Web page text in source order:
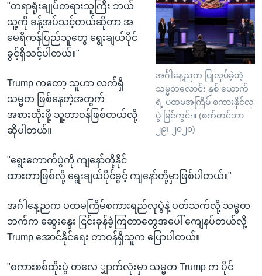
အင်္ဂါနေ့ညက ပြုလုပ်ခဲ့တဲ့
သမ္မတလောင်း နှစ် ယောက်
ရဲ့ ပထမအကြိမ် စကားနိုင်လု
ပွဲ မြင်ကွင်း။ (စက်တင်ဘာ
၂၉၊ ၂၀၂၀)
"တရာရုံးချုပ်တရားသူကြီး ဘယ်
သူ့ကို ခန့်အပ်သင့်တယ်ဆိုတာ အ
မေရိကန်ပြည်သူတွေ ရွေးချယ်ပိုင်
ခွင့်ရှိသင့်ပါတယ်။"
Trump ကတော့ သူဟာ လက်ရှိ
သမ္မတ ဖြစ်နေတဲ့အတွက်
အစားထိုးဖို့ သူ့တာဝန်ဖြစ်တယ်လို့
ဆိုပါတယ်။
"ရွေးကောက်ပွဲကို ကျနော်တို့နိုင်
ထားတာဖြစ်လို့ ရွေးချယ်ပိုင်ခွင့် ကျနော်တို့မှာဖြစ်ပါတယ်။"
အင်္ဂါနေ့ညက ပထမကြိမ်စကားရည်လုပွဲနဲ့ ပတ်သက်လို့ သမ္မတ
ဘက်က ဆွေးနွေး ငြင်းခုန်ခဲ့ကြတာတွေအပေါ် ကျေနပ်တယ်လို့
Trump အောင်နိုင်ရေး တာဝန်ရှိသူက ပြောပါတယ်။
"စကားစစ်ထိုးပွဲ တလေ ျှာက်လုံးမှာ သမ္မတ Trump က ပိုင်